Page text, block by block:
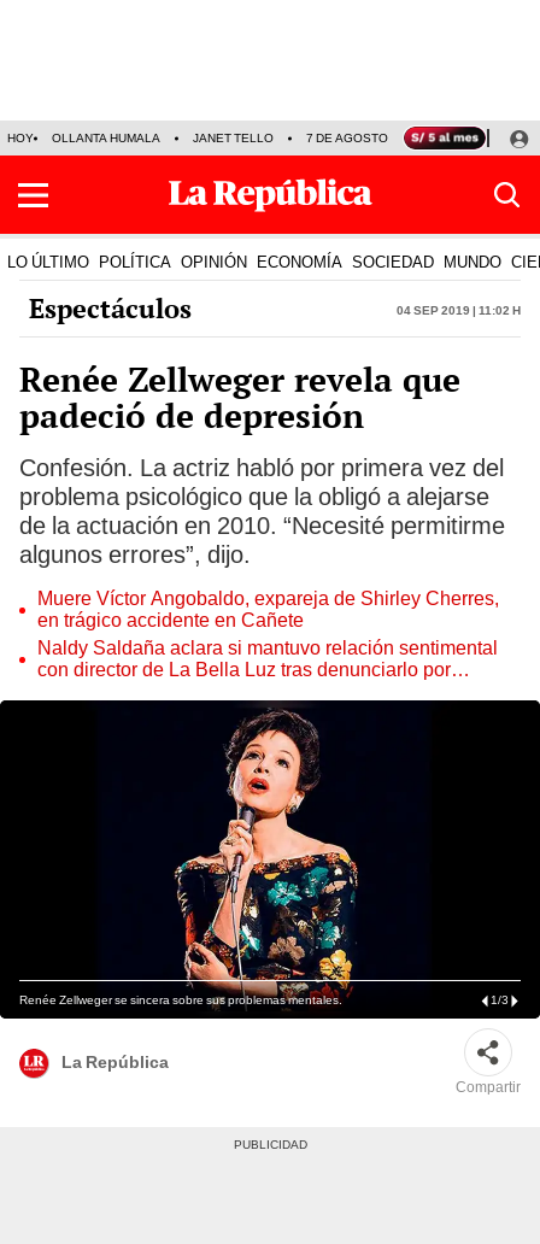
HOY OLLANTA HUMALA JANET TELLO 7 DE AGOSTO TINKA RESULTADOS
LO ÚLTIMO POLÍTICA OPINIÓN ECONOMÍA SOCIEDAD MUNDO
Espectáculos 04 Sep 2019 | 11:02 h
Renée Zellweger revela que
padeció de depresión
Confesión. La actriz habló por primera vez del
problema psicológico que la obligó a alejarse
de la actuación en 2010. “Necesité permitirme
algunos errores”, dijo.
Muere Víctor Angobaldo, expareja de Shirley Cherres,
en trágico accidente en Cañete
Naldy Saldaña aclara si mantuvo relación sentimental
con director de La Bella Luz tras denunciarlo por
Renée Zellweger se sincera sobre sus problemas mentales. 1/3
La República
Compartir